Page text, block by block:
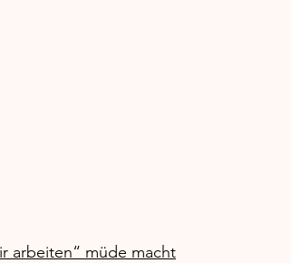
arbeiten“ müde macht